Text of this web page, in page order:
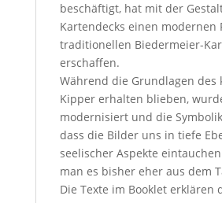
beschäftigt, hat mit der
Kartendecks einen modernen
traditionellen Biedermeier-
erschaffen.
Während die Grundlagen des
Kipper erhalten blieben,
modernisiert und die
dass die Bilder uns in tiefe
seelischer Aspekte
man es bisher eher aus dem
Die Texte im Booklet erklären